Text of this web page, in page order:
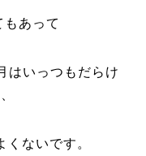
あって
はいっつもだらけ
ないです。